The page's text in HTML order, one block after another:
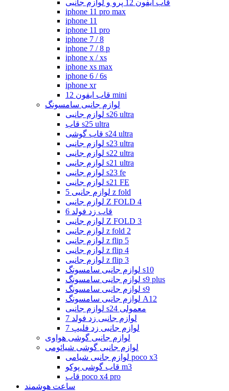
قاب آیفون 12 پرو و لوازم جانبی
iphone 11 pro max
iphone 11
iphone 11 pro
iphone 7 / 8
iphone 7 / 8 p
iphone x / xs
iphone xs max
iphone 6 / 6s
iphone xr
قاب ایفون 12 mini
لوازم جانبی سامسونگ
لوازم جانبی s26 ultra
قاب s25 ultra
قاب گوشی s24 ultra
لوازم جانبی s23 ultra
لوازم جانبی s22 ultra
لوازم جانبی s21 ultra
لوازم جانبی s23 fe
لوازم جانبی s21 FE
لوازم جانبی 5 z fold
لوازم جانبی Z FOLD 4
قاب زد فولد 6
لوازم جانبی Z FOLD 3
لوازم جانبی z fold 2
لوازم جانبی z flip 5
لوازم جانبی z flip 4
لوازم جانبی z flip 3
لوازم جانبی سامسونگ s10
لوازم جانبی سامسونگ s9 plus
لوازم جانبی سامسونگ s9
لوازم جانبی سامسونگ A12
لوازم جانبی s24 معمولی
لوازم جانبی زد فولد 7
لوازم جانبی زد فلیپ 7
لوازم جانبی گوشی هواوی
لوازم جانبی گوشی شیائومی
لوازم جانبی شیامی poco x3
قاب گوشی پوکو m3
قاب poco x4 pro
ساعت هوشمند